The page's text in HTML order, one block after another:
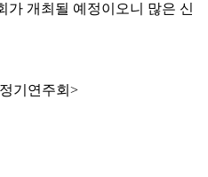
가 개최될 예정이오니 많은 신
기연주회>